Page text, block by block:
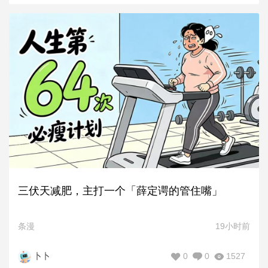
三伏天减肥，主打一个「薛定谔的管住嘴」
条漫 19小时前
卜卜 1527
0
0